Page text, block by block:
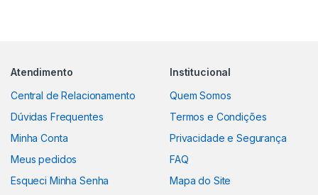
Atendimento
Central de Relacionamento
Dúvidas Frequentes
Minha Conta
Meus pedidos
Esqueci Minha Senha
Institucional
Quem Somos
Termos e Condições
Privacidade e Segurança
FAQ
Mapa do Site